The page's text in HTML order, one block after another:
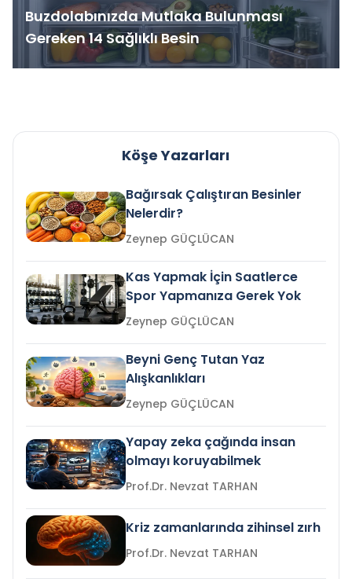
Buzdolabınızda Mutlaka Bulunması
Gereken 14 Sağlıklı Besin
Köşe Yazarları
Bağırsak Çalıştıran Besinler
Nelerdir?
Zeynep GÜÇLÜCAN
Kas Yapmak İçin Saatlerce
Spor Yapmanıza Gerek Yok
Zeynep GÜÇLÜCAN
Beyni Genç Tutan Yaz
Alışkanlıkları
Zeynep GÜÇLÜCAN
Yapay zeka çağında insan
olmayı koruyabilmek
Prof.Dr. Nevzat TARHAN
Kriz zamanlarında zihinsel zırh
Prof.Dr. Nevzat TARHAN